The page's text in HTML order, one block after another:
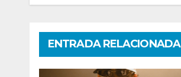
ENTRADA RELACIONADA